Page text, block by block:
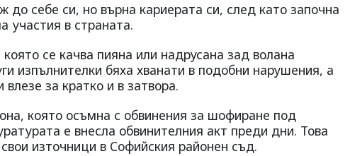
себе си, но върна кариерата си, след като започна
участия в страната.
се качва пияна или надрусана зад волана
изпълнителки бяха хванати в подобни нарушения, а
за кратко и в затвора.
която осъмна с обвинения за шофиране под
е внесла обвинителния акт преди дни. Това
източници в Софийския районен съд.